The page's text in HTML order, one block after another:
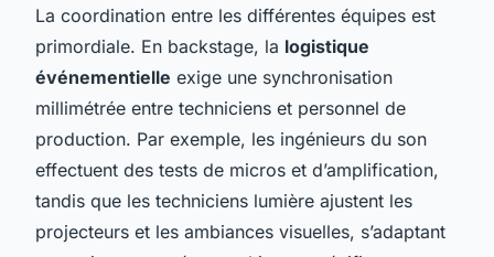
La coordination entre les différentes équipes est
primordiale. En backstage, la logistique
événementielle exige une synchronisation
millimétrée entre techniciens et personnel de
production. Par exemple, les ingénieurs du son
effectuent des tests de micros et d’amplification,
tandis que les techniciens lumière ajustent les
projecteurs et les ambiances visuelles, s’adaptant